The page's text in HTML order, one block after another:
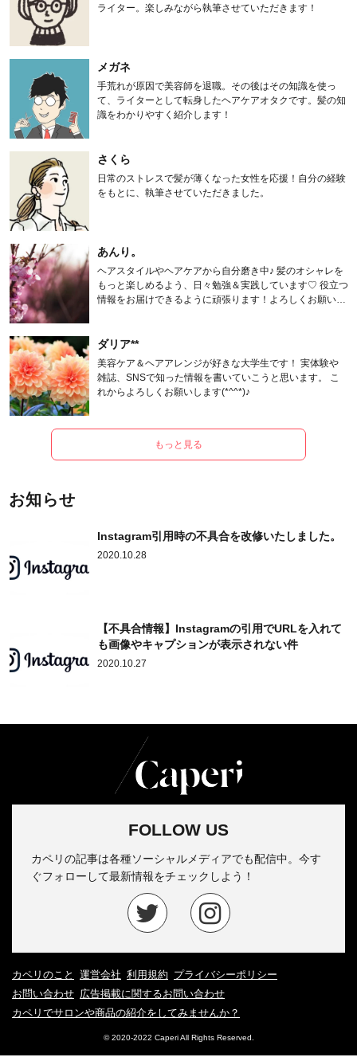
ライター。楽しみながら執筆させていただきます！
メガネ
手荒れが原因で美容師を退職。その後はその知識を使っ
て、ライターとして転身したヘアケアオタクです。髪の知
識をわかりやすく紹介します！
さくら
日常のストレスで髪が薄くなった女性を応援！自分の経験
をもとに、執筆させていただきました。
あんり。
ヘアスタイルやヘアケアから自分磨き中♪ 髪のオシャレを
もっと楽しめるよう、日々勉強＆実践しています♡ 役立つ
情報をお届けできるように頑張ります！よろしくお願いし
ダリア**
美容ケア＆ヘアアレンジが好きな大学生です！ 実体験や
雑誌、SNSで知った情報を書いていこうと思います。 こ
れからよろしくお願いします(*^^*)♪
もっと見る
お知らせ
Instagram引用時の不具合を改修いたしました。
2020.10.28
【不具合情報】Instagramの引用でURLを入れて
も画像やキャプションが表示されない件
2020.10.27
FOLLOW US
カペリの記事は各種ソーシャルメディアでも配信中。今す
ぐフォローして最新情報をチェックしよう！
カペリのこと 運営会社 利用規約 プライバシーポリシー
お問い合わせ 広告掲載に関するお問い合わせ
カペリでサロンや商品の紹介をしてみませんか？
© 2020-2022 Caperi All Rights Reserved.